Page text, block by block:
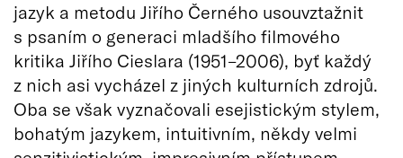
jazyk a metodu Jiřího Černého usouvztažnit
s psaním o generaci mladšího filmového
kritika Jiřího Cieslara (1951–2006), byť každý
z nich asi vycházel z jiných kulturních zdrojů.
Oba se však vyznačovali esejistickým stylem,
bohatým jazykem, intuitivním, někdy velmi